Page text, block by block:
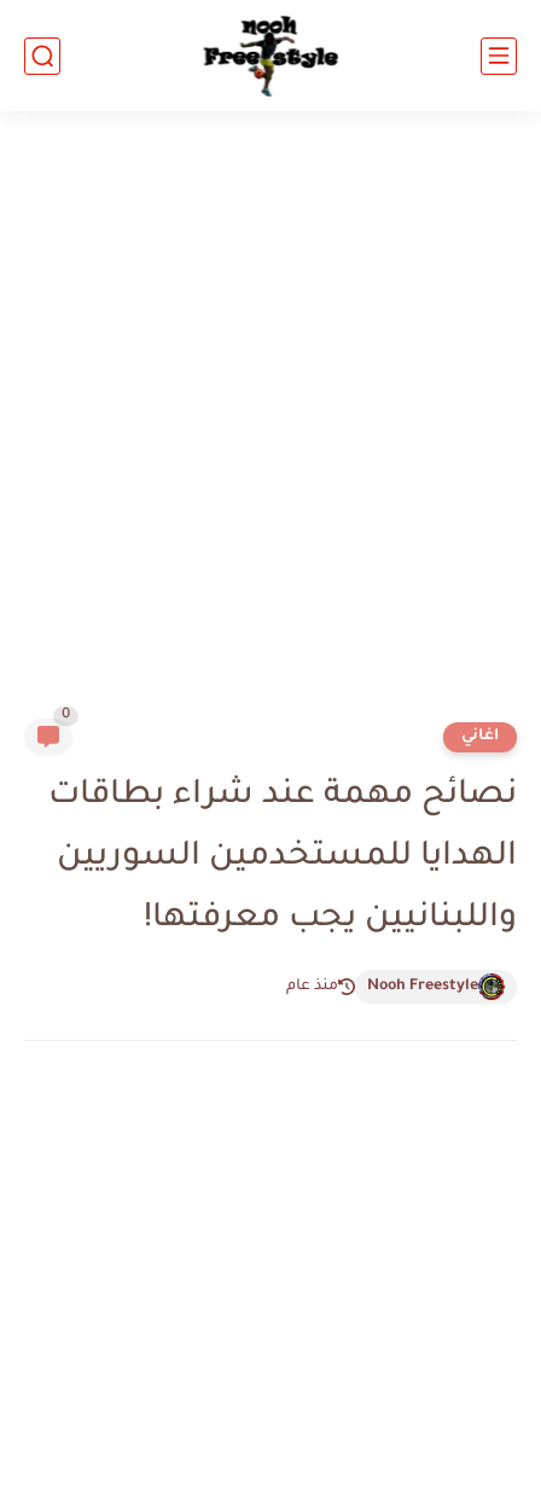
اغاني
0
نصائح مهمة عند شراء بطاقات
الهدايا للمستخدمين السوريين
واللبنانيين يجب معرفتها!
Nooh Freestyle منذ عام